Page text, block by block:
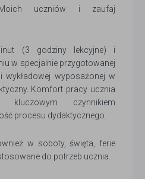
uczniów i zaufaj
(3 godziny lekcyjne) i
w specjalnie przygotowanej
wykładowej wyposażonej w
Komfort pracy ucznia
czynnikiem
procesu dydaktycznego.
w soboty, święta, ferie
do potrzeb ucznia.